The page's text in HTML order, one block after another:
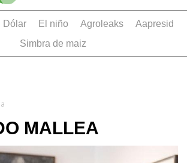
dólar el niño Agroleaks
aapresid
simbra de maiz
MALLEA